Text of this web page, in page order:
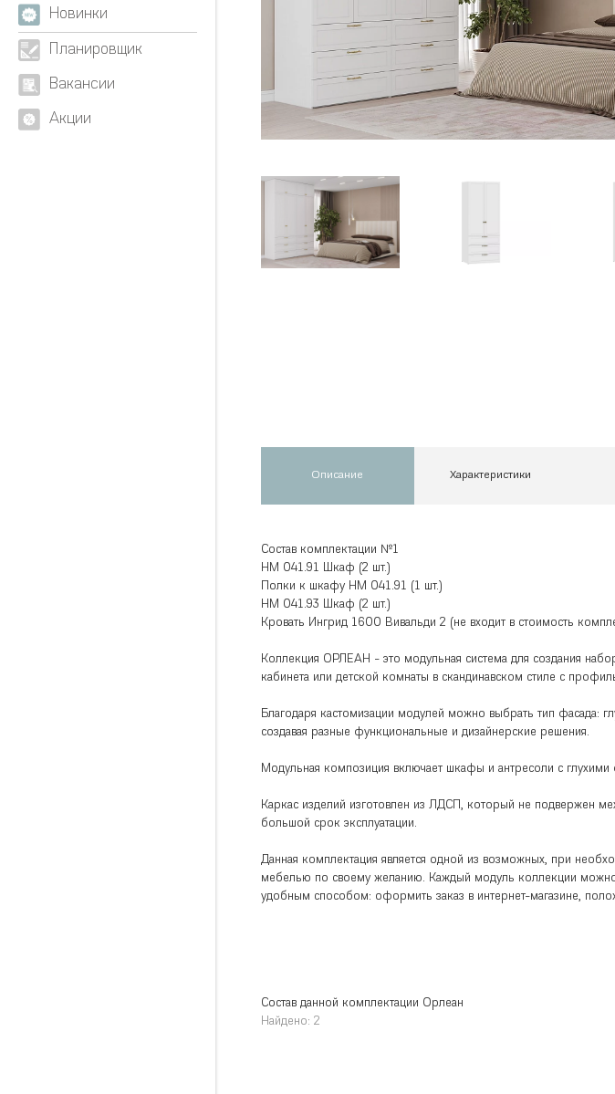
Новинки
Планировщик
Вакансии
Акции
Описание Характеристики
Состав комплектации №1
НМ 041.91 Шкаф (2 шт.)
Полки к шкафу НМ 041.91 (1 шт.)
НМ 041.93 Шкаф (2 шт.)
Кровать Ингрид 1600 Вивальди 2 (не входит в стоимость
Коллекция ОРЛЕАН - это модульная система для создания
кабинета или детской комнаты в скандинавском стиле с
Благодаря кастомизации модулей можно выбрать тип фасада:
создавая разные функциональные и дизайнерские решения.
Модульная композиция включает шкафы и антресоли с
Каркас изделий изготовлен из ЛДСП, который не подвержен
большой срок эксплуатации.
Данная комплектация является одной из возможных, при
мебелью по своему желанию. Каждый модуль коллекции можно
удобным способом: оформить заказ в интернет-магазине,
Состав данной комплектации Орлеан
Найдено: 2